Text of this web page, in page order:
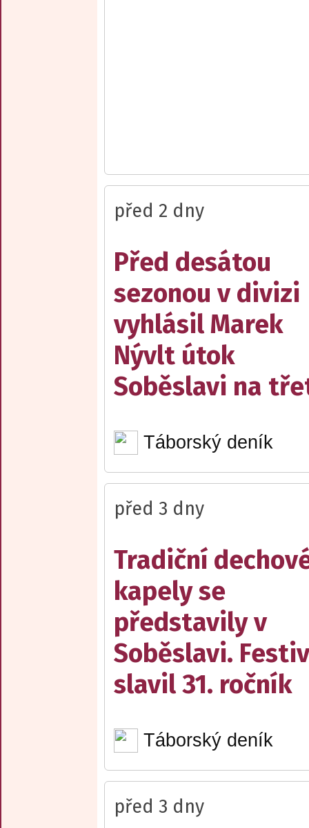
před 2 dny
Před desátou
sezonou v divizi
vyhlásil Marek
Nývlt útok
Soběslavi na
Táborský deník
před 3 dny
Tradiční
kapely se
představily v
Soběslavi.
slavil 31. ročník
Táborský deník
před 3 dny